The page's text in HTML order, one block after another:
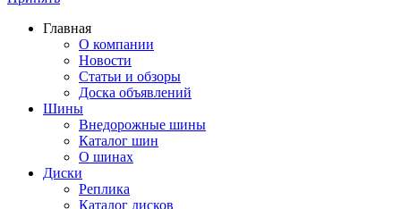
Главная
О компании
Новости
Статьи и обзоры
Доска объявлений
Шины
Внедорожные шины
Каталог шин
О шинах
Диски
Реплика
Каталог дисков